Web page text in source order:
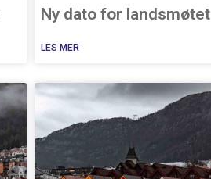
Ny dato for landsmøtet
LES MER